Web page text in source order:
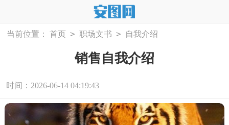
当前位置： 首页 > 职场文书 > 自我介绍
销售自我介绍
时间：2026-06-14 04:19:43